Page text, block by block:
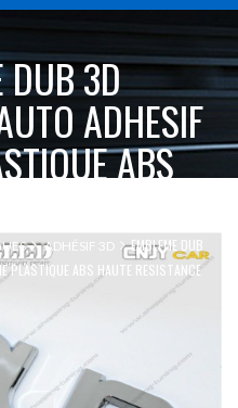
DUB 3D
ADHESIF
ABS
ADHÉSIF 3D
EMBLEME DUB
PLASTIQUE ABS HAUTE RESISTANCE